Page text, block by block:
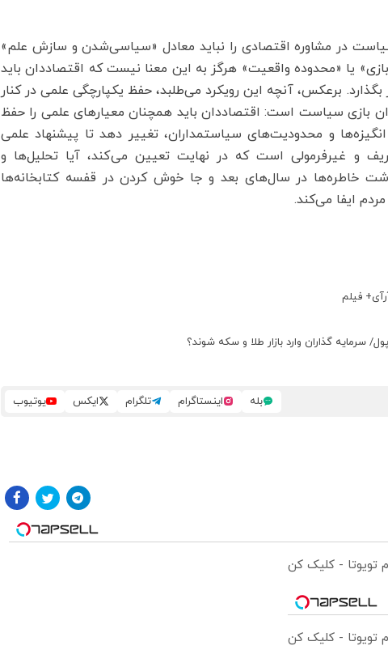
در مشاوره اقتصادی را نباید معادل «سیاسی‌شدن و سازش علم»
یا «محدوده واقعیت» هرگز به این معنا نیست که اقتصاددان باید
برعکس، آنچه این رویکرد می‌طلبد، حفظ یکپارچگی علمی در کنار
بازی سیاست است: اقتصاددان باید همچنان معیارهای علمی را حفظ
انگیزه‌ها و محدودیت‌های سیاستمداران، تغییر دهد تا پیشنهاد علمی
و غیرفرمولی است که در نهایت تعیین می‌کند، آیا تحلیل‌ها و
خاطره‌‌ها در سال‌های بعد و جا خوش کردن در قفسه کتابخانه‌ها
ایفا می‌کند.
فیلم
بله اینستاگرام تلگرام ایکس یوتیوب
تویوتا - کلیک کن
تویوتا - کلیک کن